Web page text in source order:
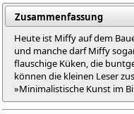
Zusammenfassung
Heute ist Miffy auf dem
und manche darf Miffy
flauschige Küken, die
können die kleinen Leser
»Minimalistische Kunst im